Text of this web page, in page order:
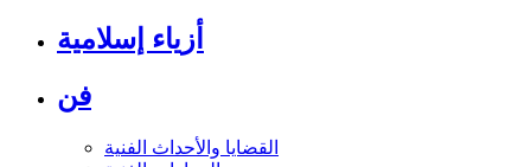
أزياء إسلامية
فن
القضايا والأحداث الفنية